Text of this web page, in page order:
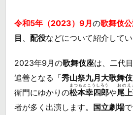
令和5年（2023）9月 の歌舞伎
目 、 配役などについて紹介してい
2023年9月の歌舞伎座は、二代
追善となる「秀山祭九月大歌舞伎
衛門にゆかりの松本幸四郎
まつもとこうしろう
や尾
おのえ
者が多く出演します。
国立劇場